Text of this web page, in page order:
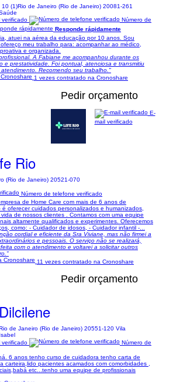
10 (1)Rio de Janeiro (Rio de Janeiro) 20081-261
verificado
Número de
Responde rápidamente
atuei na aérea da educação por 10 anos. Sou
meu trabalho para: acompanhar ao médico,
e organizada.
A Fabiane me acompanhou durante os
e prestatividade. Foi pontual, atenciosa e transmitiu
Recomendo seu trabalho."
1 vezes contratado na Cronoshare
Pedir orçamento
Rio
(Rio de Janeiro) 20521-070
E-
mail verificado
Número de telefone verificado
de Home Care com mais de 6 anos de
oferecer cuidados personalizados e humanizados,
de nossos clientes . Contamos com uma equipe
altamente qualificados e experimentes. Oferecemos
como: - Cuidador de idosos, - Cuidador infantil -...
cordial e eficiente da Sra Viviane, mas não firmei a
e pessoais. O serviço não se realizará,
com o atendimento e voltarei a solicitar outros
11 vezes contratado na Cronoshare
Pedir orçamento
Dilcilene
de Janeiro (Rio de Janeiro) 20551-120 Vila
Isabel
verificado
Número de
6 anos tenho curso de cuidadora tenho carta de
carteira,lido pacientes acamados com comorbidades ,
etc...tenho uma equipe de profissionais